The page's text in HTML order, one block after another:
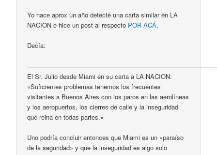
Yo hace aprox un año detecté una carta similar en LA
NACION e hice un post al respecto POR ACÁ.
Decía:
El Sr. Julio desde Miami en su carta a LA NACION:
«Suficientes problemas tenemos los frecuentes
visitantes a Buenos Aires con los paros en las aerolíneas
y los aeropuertos, los cierres de calle y la inseguridad
que reina en todas partes.»
Uno podría concluir entonces que Miami es un «paraíso
de la seguridad» y que la inseguridad es algo solo